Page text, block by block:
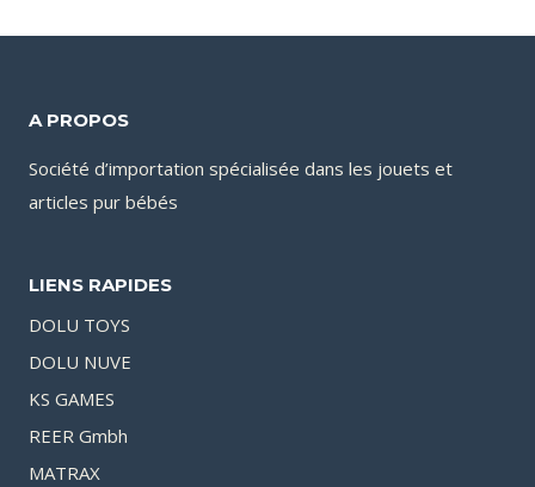
A PROPOS
Société d’importation spécialisée dans les jouets et
articles pur bébés
LIENS RAPIDES
DOLU TOYS
DOLU NUVE
KS GAMES
REER Gmbh
MATRAX